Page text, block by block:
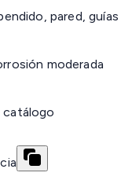
pared, guías
moderada
catálogo